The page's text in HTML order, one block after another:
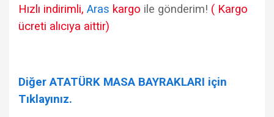
Hızlı indirimli, Aras kargo ile gönderim! ( Kargo
ücreti alıcıya aittir)
Diğer ATATÜRK MASA BAYRAKLARI için
Tıklayınız.